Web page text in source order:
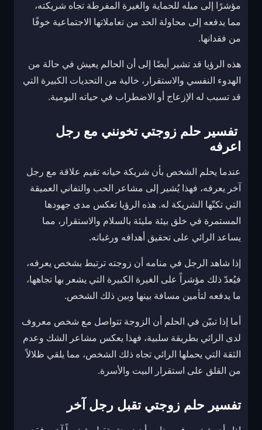
مؤشرًا إلى ميله للحماية والغيرة المفرطة تجاه شريكته،
مما يدفعه إلى محاولة الحد من تعاملاتها الاجتماعية خوفًا
من فقدانها.
هذه الرؤيا قد تشير أيضًا إلى أن الحالم يعيش في حالة من
الهدوء النفسي والاستقرار، خالية من التحديات الكبيرة التي
قد تسبب له الإزعاج أو الاضطراب في حياته اليومية.
تفسير حلم زوجتي تخونني مع رجل
اعرفه
عندما يحلم الشخص بأن شريكة حياته تقيم علاقة مع رجل
آخر يعرفه، فهذا يُشير إلى مشاعر الحب والتفاني العميقة
التي تكنّها الشريكة له. هذه الرؤيا تعكس مدى جهودها
المستمرة في خلق بيئة مليئة بالسلام والاستقرار، مما
يساعد الرائي على تحقيق أهدافه ورغباته.
إذا شاهد الرجل في منامه أن زوجته ترتبط بشخص يعرفه،
فيُعدّ ذلك مؤشراً على الغيرة الكبيرة التي يشعر بها تجاهها،
ما يدفعه لتأمين مسافة بينها وبين ذلك الشخص.
أما إذا تبيّن في الحلم أن الزوجة تتواصل مع شخص معروف
لدى الرائي بطريقة سلبية، فهذا يعكس مشاعر الشك وعدم
الثقة التي يحملها الرائي تجاه ذلك الشخص، مما يلقي ظلالاً
من القلق على استقرار البيت والأسرة.
تفسير حلم زوجتي تقبل رجل آخر